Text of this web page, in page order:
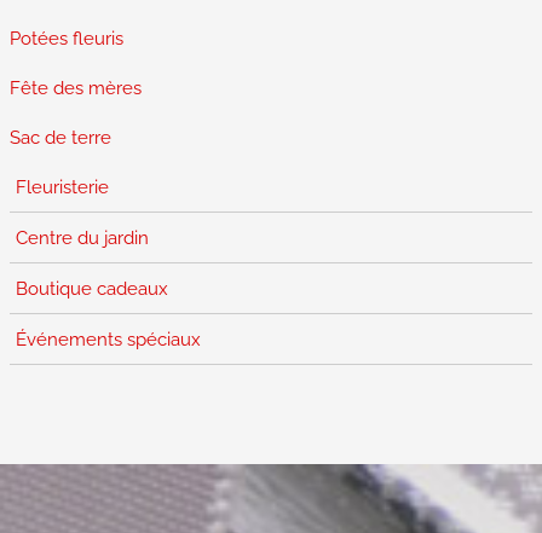
Potées fleuris
Fête des mères
Sac de terre
Fleuristerie
Centre du jardin
Boutique cadeaux
Événements spéciaux